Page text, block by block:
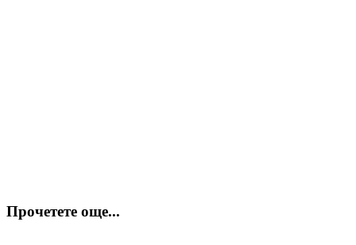
Прочетете още...